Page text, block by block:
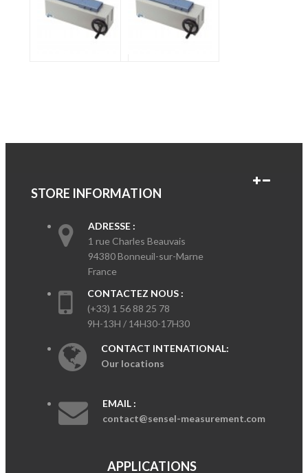
STORE INFORMATION
ADRESSE :
1 rue Charles Beauvais
94380 Bonneuil-sur-Marne
France
CONTACTEZ NOUS :
(+33) 1 56 88 25 78
9H-13H / 14H30-17H30
CONTACT INTENATIONAL:
Our locations
EMAIL :
contact@sensel-measurement.com
APPLICATIONS